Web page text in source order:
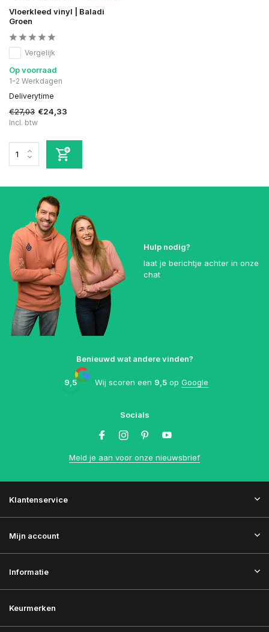
Vloerkleed vinyl | Baladi
Groen
Vergelijk
Op voorraad
1-2 Werkdagen
Deliverytime
€27,03 €24,33
Incl. btw
Hulp nodig?
laat je berichtje achter in onze
chat
Benieuwd wat andere vinden?
9,5 Wij scoren een 9,5 op Google
Socials
Meld je aan voor onze nieuwsbrief
Klantenservice
Mijn account
Informatie
Keurmerken